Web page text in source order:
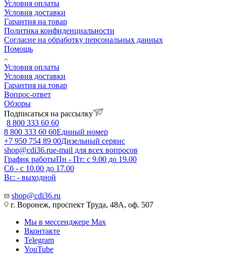
Условия оплаты
Условия доставки
Гарантия на товар
Политика конфиденциальности
Согласие на обработку персональных данных
Помощь
Условия оплаты
Условия доставки
Гарантия на товар
Вопрос-ответ
Обзоры
Подписаться на рассылку
8 800 333 60 60
8 800 333 60 60Единый номер
+7 950 754 89 00Дизельный сервис
shop@cdi36.rue-mail для всех вопросов
График работыПн - Пт: с 9.00 до 19.00
Сб - с 10.00 до 17.00
Вс: - выходной
shop@cdi36.ru
г. Воронеж, проспект Труда, 48А, оф. 507
Мы в мессенджере Max
Вконтакте
Telegram
YouTube